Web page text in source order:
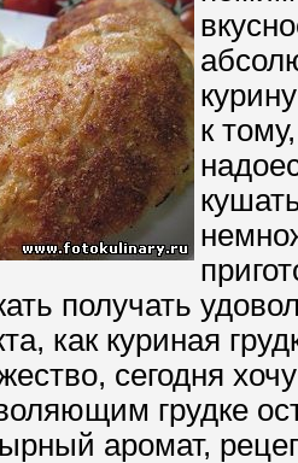
к
получать
как куриная
сегодня
грудке
аромат,